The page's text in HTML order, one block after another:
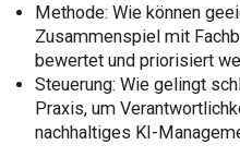
Methode: Wie können
Zusammenspiel mit
bewertet und priorisiert
Steuerung: Wie gelingt
Praxis, um
nachhaltiges KI-